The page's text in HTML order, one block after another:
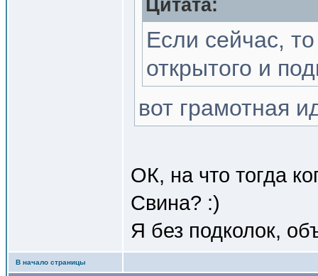
Цитата:
Если сейчас,
открытого и
вот грамотная
ОК, на что тогда
Свина? :)
Я без подколок,
В начало страницы